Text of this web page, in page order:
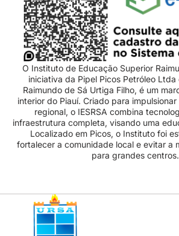
O Instituto de Educação Superior
iniciativa da Pipel Picos Petróleo
Raimundo de Sá Urtiga Filho, é um
interior do Piauí. Criado para
regional, o IESRSA combina
infraestrutura completa, visando uma
Localizado em Picos, o Instituto foi
fortalecer a comunidade local e evitar a
para grandes centros.